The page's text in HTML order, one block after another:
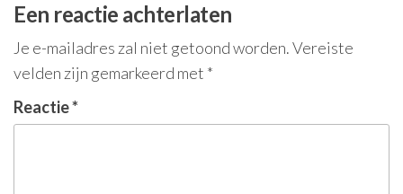
Een reactie achterlaten
Je e-mailadres zal niet getoond worden.Vereiste
velden zijn gemarkeerd met *
Reactie*